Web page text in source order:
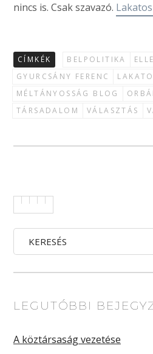
nincs is. Csak szavazó.
CÍMKÉK BELPOLITIKA
GYURCSÁNY FERENC
MÉLTÁNYOSSÁG BLOG
TÁRSADALOM
VÁLASZTÁS
LEGUTÓBBI
A köztársaság vezetése